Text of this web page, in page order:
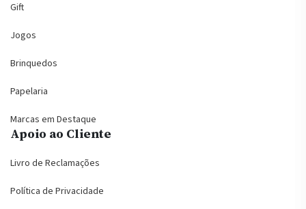
Gift
Jogos
Brinquedos
Papelaria
Marcas em Destaque
Apoio ao Cliente
Livro de Reclamações
Política de Privacidade